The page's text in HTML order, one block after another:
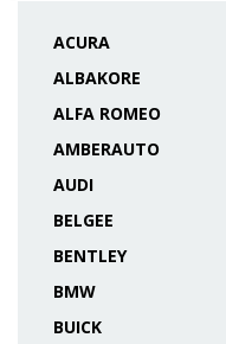
ACURA
ALBAKORE
ALFA ROMEO
AMBERAUTO
AUDI
BELGEE
BENTLEY
BMW
BUICK